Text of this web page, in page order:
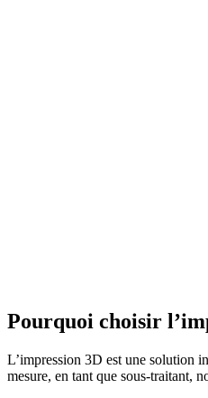
Pourquoi choisir
L’impression 3D est une solution
mesure, en tant que sous-traitant,